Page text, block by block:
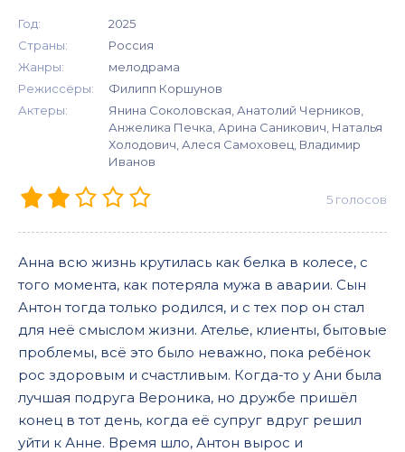
Год:
2025
Страны:
Россия
Жанры:
мелодрама
Режиссёры:
Филипп Коршунов
Актеры:
Янина Соколовская, Анатолий Черников,
Анжелика Печка, Арина Саникович, Наталья
Холодович, Алеся Самоховец, Владимир
Иванов
5 голосов
Анна всю жизнь крутилась как белка в колесе, с
того момента, как потеряла мужа в аварии. Сын
Антон тогда только родился, и с тех пор он стал
для неё смыслом жизни. Ателье, клиенты, бытовые
проблемы, всё это было неважно, пока ребёнок
рос здоровым и счастливым. Когда-то у Ани была
лучшая подруга Вероника, но дружбе пришёл
конец в тот день, когда её супруг вдруг решил
уйти к Анне. Время шло, Антон вырос и